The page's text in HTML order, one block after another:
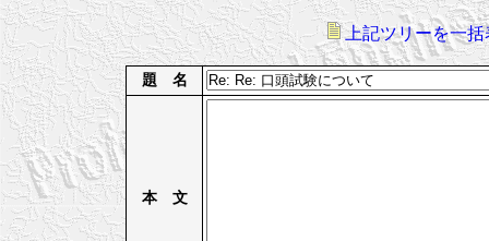
上記ツリーを一括
題 名
本 文